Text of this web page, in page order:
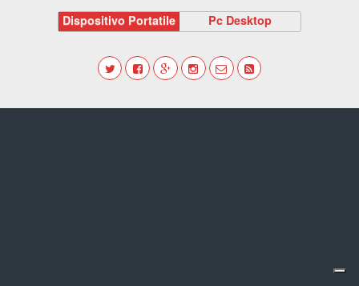
Dispositivo Portatile Pc Desktop